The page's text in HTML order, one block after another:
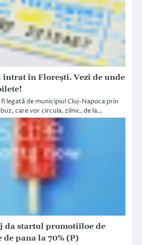
intrat în Floreşti. Vezi de unde
legată de municipiul Cluj-Napoca prin
care vor circula, zilnic, de la…
da startul promotiiloe de
de pana la 70% (P)